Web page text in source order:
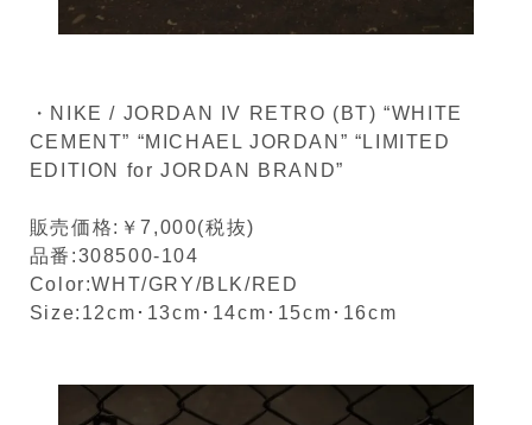
・NIKE / JORDAN IV RETRO (BT) “WHITE
CEMENT” “MICHAEL JORDAN” “LIMITED
EDITION for JORDAN BRAND”
販売価格:￥7,000(税抜)
品番:308500-104
Color:WHT/GRY/BLK/RED
Size:12cm･13cm･14cm･15cm･16cm